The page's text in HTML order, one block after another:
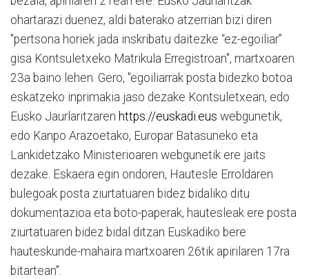
ohartarazi duenez, aldi baterako atzerrian bizi diren
"pertsona horiek jada inskribatu daitezke “ez-egoiliar”
gisa Kontsuletxeko Matrikula Erregistroan", martxoaren
23a baino lehen. Gero, "egoiliarrak posta bidezko botoa
eskatzeko inprimakia jaso dezake Kontsuletxean, edo
Eusko Jaurlaritzaren https://euskadi.eus webgunetik,
edo Kanpo Arazoetako, Europar Batasuneko eta
Lankidetzako Ministerioaren webgunetik ere jaits
dezake. Eskaera egin ondoren, Hautesle Erroldaren
bulegoak posta ziurtatuaren bidez bidaliko ditu
dokumentazioa eta boto-paperak, hautesleak ere posta
ziurtatuaren bidez bidal ditzan Euskadiko bere
hauteskunde-mahaira martxoaren 26tik apirilaren 17ra
bitartean".